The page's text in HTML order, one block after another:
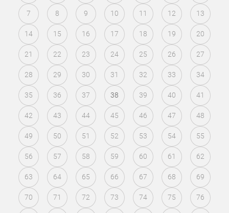
7 8 9 10 11 12 13
14 15 16 17 18 19 20
21 22 23 24 25 26 27
28 29 30 31 32 33 34
35 36 37 38 39 40 41
42 43 44 45 46 47 48
49 50 51 52 53 54 55
56 57 58 59 60 61 62
63 64 65 66 67 68 69
70 71 72 73 74 75 76